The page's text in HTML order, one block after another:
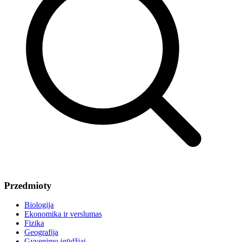
Przedmioty
Biologija
Ekonomika ir verslumas
Fizika
Geografija